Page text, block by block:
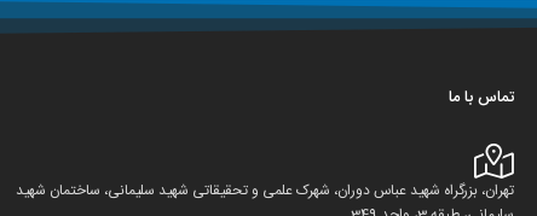
تماس با ما
تهران، بزرگراه شهید عباس دوران، شهرک علمی و تحقیقاتی شهید سلیمانی، ساختمان شهید